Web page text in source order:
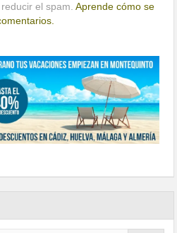
reducir el spam.Aprende cómo se